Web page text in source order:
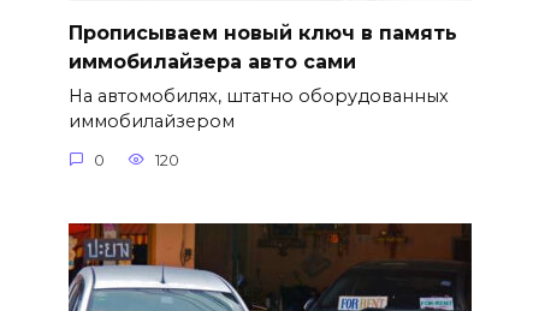
Прописываем новый ключ в память
иммобилайзера авто сами
На автомобилях, штатно оборудованных
иммобилайзером
0 120